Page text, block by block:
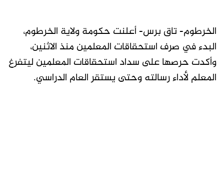
الخرطوم- تاق برس- أعلنت حكومة ولاية الخرطوم،
البدء في صرف استحقاقات المعلمين منذ الاثنين،
وأكدت حرصها على سداد استحقاقات المعلمين ليتفرغ
المعلم لأداء رسالته وحتى يستقر العام الدراسي.